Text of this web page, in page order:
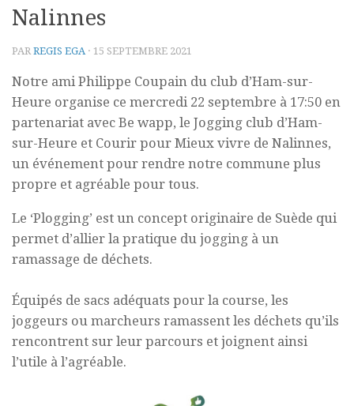
Nalinnes
PAR REGIS EGA · 15 SEPTEMBRE 2021
Notre ami Philippe Coupain du club d’Ham-sur-
Heure organise ce mercredi 22 septembre à 17:50 en
partenariat avec Be wapp, le Jogging club d’Ham-
sur-Heure et Courir pour Mieux vivre de Nalinnes,
un événement pour rendre notre commune plus
propre et agréable pour tous.
Le ‘Plogging’ est un concept originaire de Suède qui
permet d’allier la pratique du jogging à un
ramassage de déchets.
Équipés de sacs adéquats pour la course, les
joggeurs ou marcheurs ramassent les déchets qu’ils
rencontrent sur leur parcours et joignent ainsi
l’utile à l’agréable.